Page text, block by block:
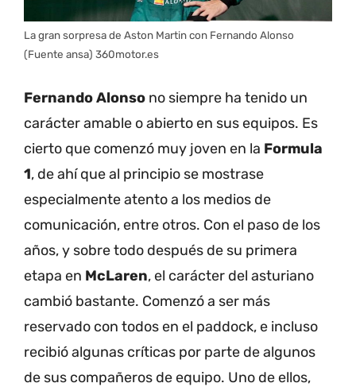
La gran sorpresa de Aston Martin con Fernando Alonso
(Fuente ansa) 360motor.es
Fernando Alonso no siempre ha tenido un
carácter amable o abierto en sus equipos. Es
cierto que comenzó muy joven en la Formula
1, de ahí que al principio se mostrase
especialmente atento a los medios de
comunicación, entre otros. Con el paso de los
años, y sobre todo después de su primera
etapa en McLaren, el carácter del asturiano
cambió bastante. Comenzó a ser más
reservado con todos en el paddock, e incluso
recibió algunas críticas por parte de algunos
de sus compañeros de equipo. Uno de ellos,